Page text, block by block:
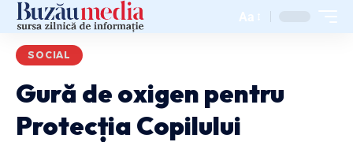
Aa
SOCIAL
Gură de oxigen pentru
Protecția Copilului